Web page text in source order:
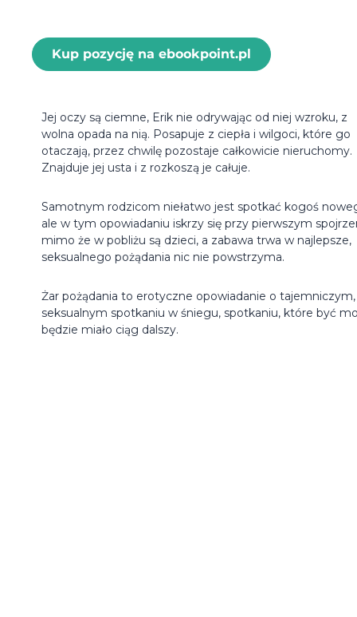
Kup pozycję na ebookpoint.pl
Jej oczy są ciemne, Erik nie odrywając od niej wzroku, z
wolna opada na nią. Posapuje z ciepła i wilgoci, które go
otaczają, przez chwilę pozostaje całkowicie nieruchomy.
Znajduje jej usta i z rozkoszą je całuje.
Samotnym rodzicom niełatwo jest spotkać kogoś
ale w tym opowiadaniu iskrzy się przy pierwszym
mimo że w pobliżu są dzieci, a zabawa trwa w najlepsze,
seksualnego pożądania nic nie powstrzyma.
Żar pożądania to erotyczne opowiadanie o tajemniczym,
seksualnym spotkaniu w śniegu, spotkaniu, które być
będzie miało ciąg dalszy.